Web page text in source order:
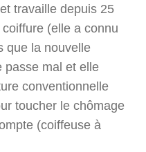
travaille depuis 25
(elle a connu
que la nouvelle
passe mal et elle
conventionnelle
toucher le chômage
(coiffeuse à